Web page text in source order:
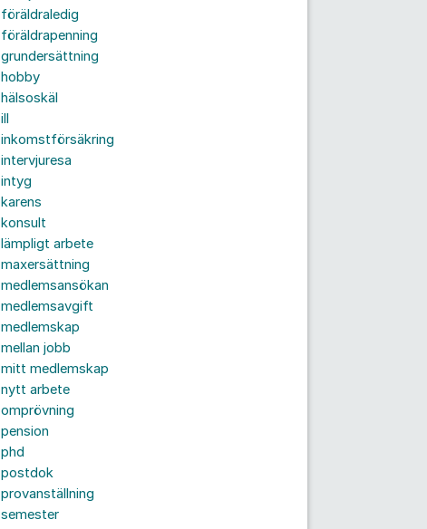
föräldraledig
föräldrapenning
grundersättning
hobby
hälsoskäl
ill
inkomstförsäkring
intervjuresa
intyg
karens
konsult
lämpligt arbete
maxersättning
medlemsansökan
medlemsavgift
medlemskap
mellan jobb
mitt medlemskap
nytt arbete
omprövning
pension
phd
postdok
provanställning
semester